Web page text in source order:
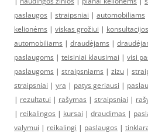
paslaugos | straipsniai | automobiliams
kelionėms | viskas grožiui | konsultacijos
automobiliams | draudėjams |
paslaugoms | teisiniai klausimai | visi
paslaugoms | straipsniams | zizu |
straipsniai | yra | patys geriausi |
| rezultatui | rašymas | straipsniai |
| reikalingos | kursai | draudimas |
valymui | reikalingi | paslaugos |